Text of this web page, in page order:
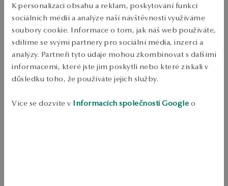
K personalizaci obsahu a reklam, poskytování funkcí
sociálních médií a analýze naší návštěvnosti využíváme
soubory cookie. Informace o tom, jak náš web používáte,
sdílíme se svými partnery pro sociální média, inzerci a
analýzy. Partneři tyto údaje mohou zkombinovat s dalšími
informacemi, které jste jim poskytli nebo které získali v
důsledku toho, že používáte jejich služby.
Více se dozvíte v Informacích společnosti Google o
Ověřte si dostupnost na prodejně
Odeslání:1pracovní dny
Doprava zdarma od 1700 Kč
Bezplatné vrácení až do 100 dnů v YES Clubu
PODROBNOSTI
Ruda: Stříbro Ukázka: 925 Délka nastavitelná: 42-47 cm Ozdoba:
růžové a bezbarvé kamínky Průměrná hmotnost: méně než 5 g